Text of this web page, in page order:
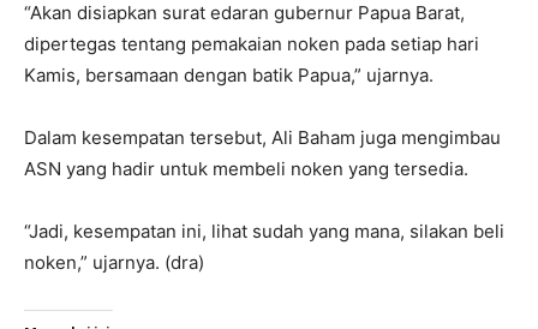
“Akan disiapkan surat edaran gubernur Papua Barat,
dipertegas tentang pemakaian noken pada setiap hari
Kamis, bersamaan dengan batik Papua,” ujarnya.
Dalam kesempatan tersebut, Ali Baham juga mengimbau
ASN yang hadir untuk membeli noken yang tersedia.
“Jadi, kesempatan ini, lihat sudah yang mana, silakan beli
noken,” ujarnya. (dra)